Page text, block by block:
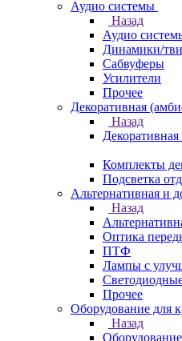
Аудио системы
Назад
Аудио
Динамики/
Сабвуферы
Усилители
Прочее
Декоративная
Назад
Комплекты
Подсветка
Альтернативная и
Назад
Оптика
ПТФ
Лампы с
Прочее
Оборудование для
Назад